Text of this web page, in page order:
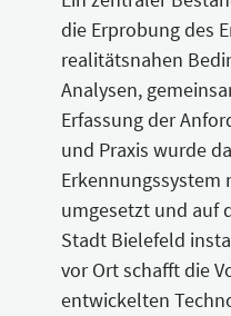
die Erprobung des
realitätsnahen
Analysen,
Erfassung der
und Praxis wurde
Erkennungssystem
umgesetzt und auf
Stadt Bielefeld
vor Ort schafft die
entwickelten